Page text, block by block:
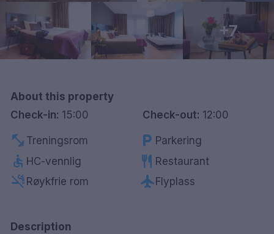
Göteborg
Hele Danmark
+7
About this property
Check-in: 15:00 Check-out: 12:00
fitness_center Treningsrom local_parking Parkering
accessible HC-vennlig restaurant Restaurant
smoke_free Røykfrie rom flight Flyplass
Description